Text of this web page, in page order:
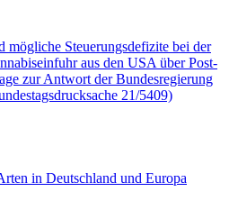
mögliche Steuerungsdefizite bei der
aus den USA über Post-
zur Antwort der Bundesregierung
21/5409)
in Deutschland und Europa